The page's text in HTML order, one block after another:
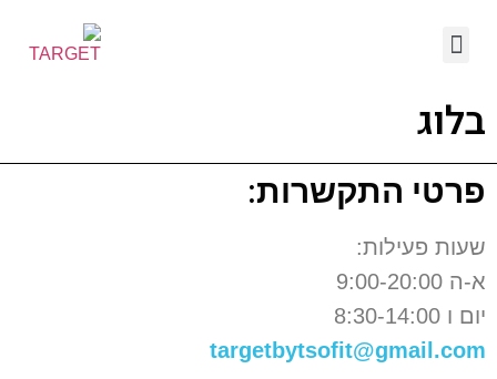
בלוג
פרטי התקשרות:
שעות פעילות:
א-ה 9:00-20:00
יום ו 8:30-14:00
targetbytsofit@gmail.com